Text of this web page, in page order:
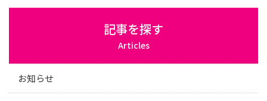
記事を探す
Articles
お知らせ